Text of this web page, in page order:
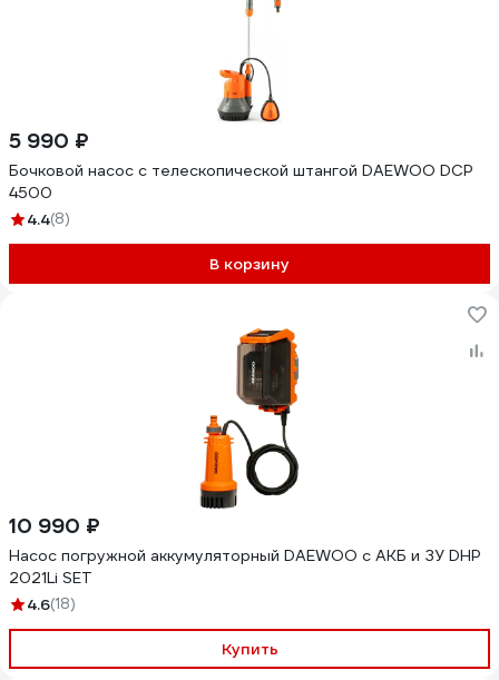
5 990 ₽
Бочковой насос с телескопической штангой DAEWOO DCP
4500
4.4(8)
В корзину
10 990 ₽
Насос погружной аккумуляторный DAEWOO с АКБ и ЗУ DHP
2021Li SET
4.6(18)
Купить